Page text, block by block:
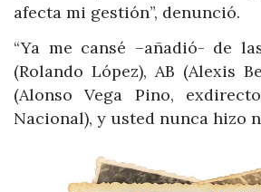
afecta mi gestión”, denunció.
“Ya me cansé –añadió- de
(Rolando López), AB (Alexis
(Alonso Vega Pino,
Nacional), y usted nunca hizo